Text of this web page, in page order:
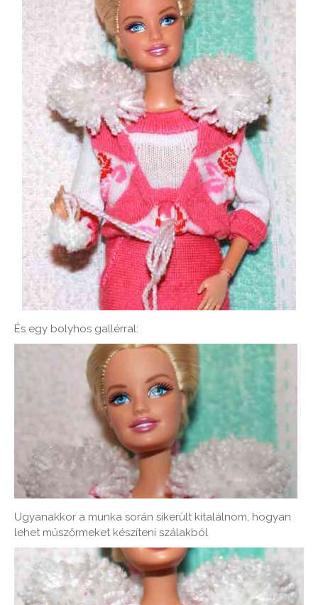
És egy bolyhos gallérral:
Ugyanakkor a munka során sikerült kitalálnom, hogyan
lehet műszőrmeket készíteni szálakból